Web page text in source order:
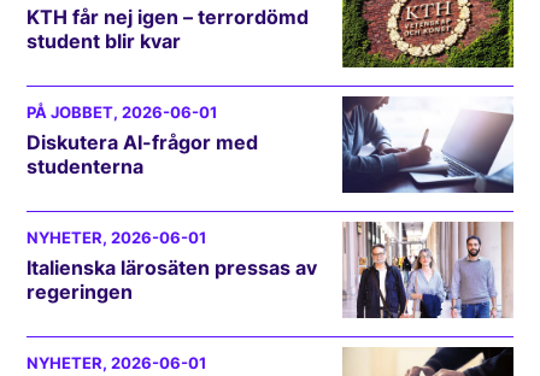
KTH får nej igen – terrordömd
student blir kvar
PÅ JOBBET, 2026-06-01
Diskutera AI-frågor med
studenterna
NYHETER, 2026-06-01
Italienska lärosäten pressas av
regeringen
NYHETER, 2026-06-01